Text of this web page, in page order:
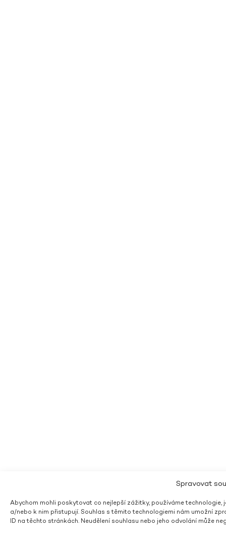
Spravovat
Abychom mohli poskytovat co nejlepší zážitky, používáme
a/nebo k nim přistupují. Souhlas s těmito technologiemi nám umožní
ID na těchto stránkách. Neudělení souhlasu nebo jeho odvolání může